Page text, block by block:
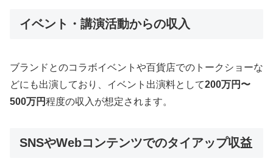
イベント・講演活動からの収入
ブランドとのコラボイベントや百貨店でのトークショーな
どにも出演しており、イベント出演料として200万円〜
500万円程度の収入が想定されます。
SNSやWebコンテンツでのタイアップ収益